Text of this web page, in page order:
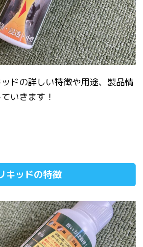
ドの詳しい特徴や用途、製品情
いきます！
キッドの特徴